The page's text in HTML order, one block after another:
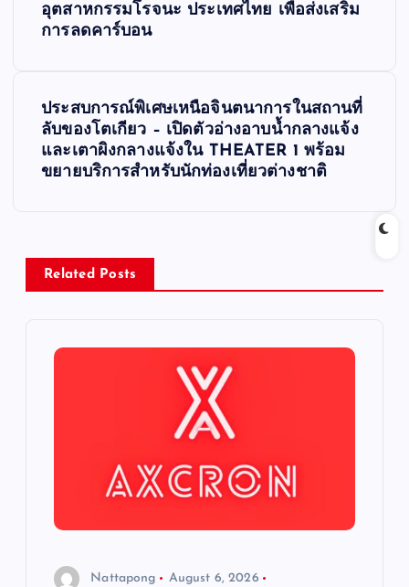
อุตสาหกรรมโรจนะ ประเทศไทย เพื่อส่งเสริม
การลดคาร์บอน
ประสบการณ์พิเศษเหนือจินตนาการในสถานที่
ลับของโตเกียว – เปิดตัวอ่างอาบน้ำกลางแจ้ง
และเตาผิงกลางแจ้งใน THEATER 1 พร้อม
ขยายบริการสำหรับนักท่องเที่ยวต่างชาติ
Related Posts
Nattapong
August 6, 2026